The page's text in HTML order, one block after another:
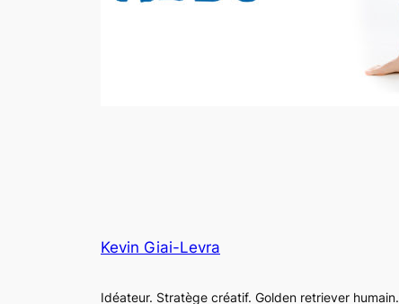
Kevin Giai-Levra
Idéateur. Stratège créatif. Golden retriever humain.